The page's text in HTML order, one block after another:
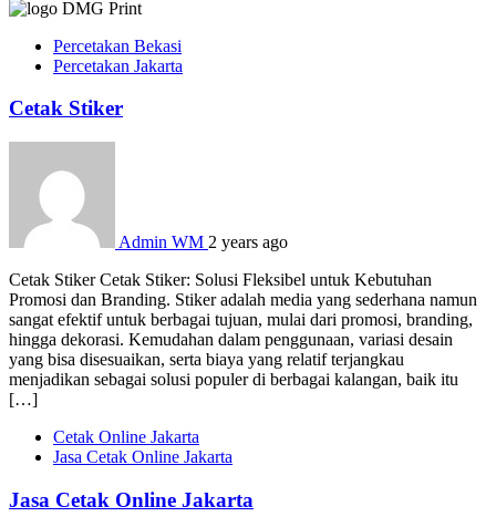
Percetakan Bekasi
Percetakan Jakarta
Cetak Stiker
Admin WM 2 years ago
Cetak Stiker Cetak Stiker: Solusi Fleksibel untuk Kebutuhan
Promosi dan Branding. Stiker adalah media yang sederhana namun
sangat efektif untuk berbagai tujuan, mulai dari promosi, branding,
hingga dekorasi. Kemudahan dalam penggunaan, variasi desain
yang bisa disesuaikan, serta biaya yang relatif terjangkau
menjadikan sebagai solusi populer di berbagai kalangan, baik itu
[…]
Cetak Online Jakarta
Jasa Cetak Online Jakarta
Jasa Cetak Online Jakarta